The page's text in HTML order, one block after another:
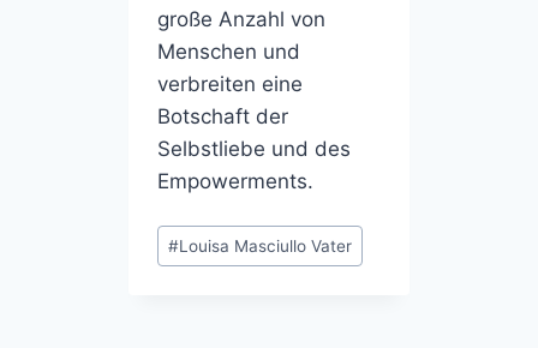
große Anzahl von
Menschen und
verbreiten eine
Botschaft der
Selbstliebe und des
Empowerments.
Post
Tags:
#Louisa Masciullo Vater